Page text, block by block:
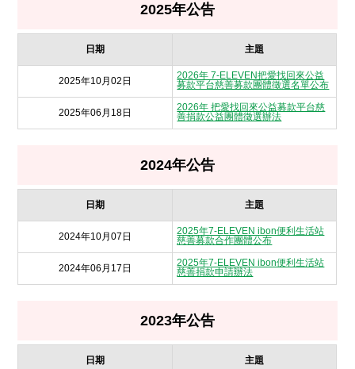
2025年公告
日期 主題
2025年10月02日
2026年 7-ELEVEN把愛找回來公益
募款平台慈善募款團體徵選名單公布
2025年06月18日
2026年 把愛找回來公益募款平台慈
善捐款公益團體徵選辦法
2024年公告
日期 主題
2024年10月07日
2025年7-ELEVEN ibon便利生活站
慈善募款合作團體公布
2024年06月17日
2025年7-ELEVEN ibon便利生活站
慈善捐款申請辦法
2023年公告
日期 主題